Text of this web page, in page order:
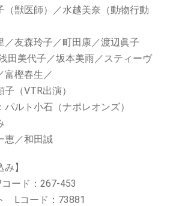
（獣医師）／水越美奈（動物行動
／友森玲子／町田康／渡辺眞子
田美代子／坂本美雨／スティーヴ
富樫春生／
（VTR出演）
ルト小石（ナポレオンズ）
恵／和田誠
】
ード：267-453
Lコード：73881